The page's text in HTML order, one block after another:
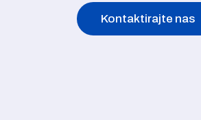
Kontaktirajte nas